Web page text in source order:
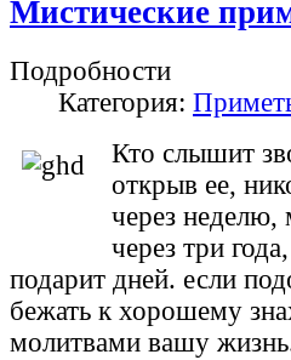
Мистические
Подробности
Категория:
Кто слышит
открыв ее,
через неделю,
через три
подарит дней. если
бежать к хорошему
молитвами вашу